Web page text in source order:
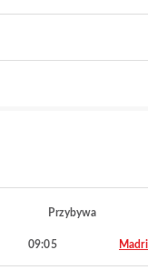
Przybywa
09:05